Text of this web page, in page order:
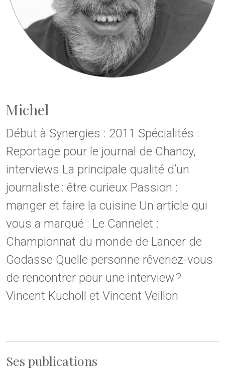
Michel
Début à Synergies : 2011 Spécialités :
Reportage pour le journal de Chancy,
interviews La principale qualité d’un
journaliste : être curieux Passion :
manger et faire la cuisine Un article qui
vous a marqué : Le Cannelet :
Championnat du monde de Lancer de
Godasse Quelle personne rêveriez-vous
de rencontrer pour une interview ?
Vincent Kucholl et Vincent Veillon
Ses publications